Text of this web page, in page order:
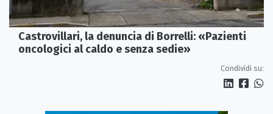
Castrovillari, la denuncia di Borrelli: «Pazienti
oncologici al caldo e senza sedie»
Condividi su: